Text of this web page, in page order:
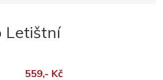
Letištní
559,- Kč